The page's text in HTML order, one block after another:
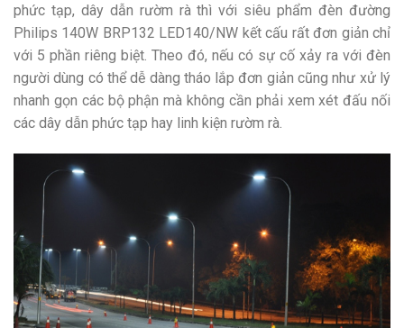
phức tạp, dây dẫn rườm rà thì với siêu phẩm đèn đường
Philips 140W BRP132 LED140/NW kết cấu rất đơn giản chỉ
với 5 phần riêng biệt. Theo đó, nếu có sự cố xảy ra với đèn
người dùng có thể dễ dàng tháo lắp đơn giản cũng như xử lý
nhanh gọn các bộ phận mà không cần phải xem xét đấu nối
các dây dẫn phức tạp hay linh kiện rườm rà.